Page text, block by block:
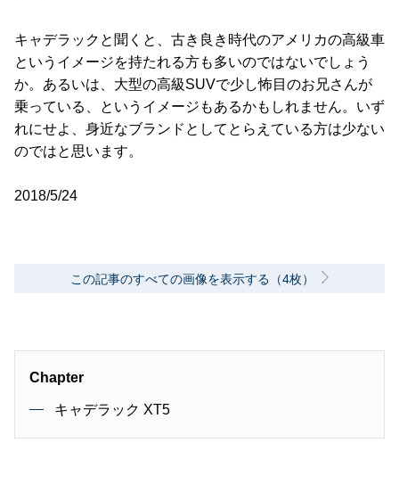
キャデラックと聞くと、古き良き時代のアメリカの高級車
というイメージを持たれる方も多いのではないでしょう
か。あるいは、大型の高級SUVで少し怖目のお兄さんが
乗っている、というイメージもあるかもしれません。いず
れにせよ、身近なブランドとしてとらえている方は少ない
のではと思います。
2018/5/24
この記事のすべての画像を表示する（4枚）
Chapter
キャデラック XT5